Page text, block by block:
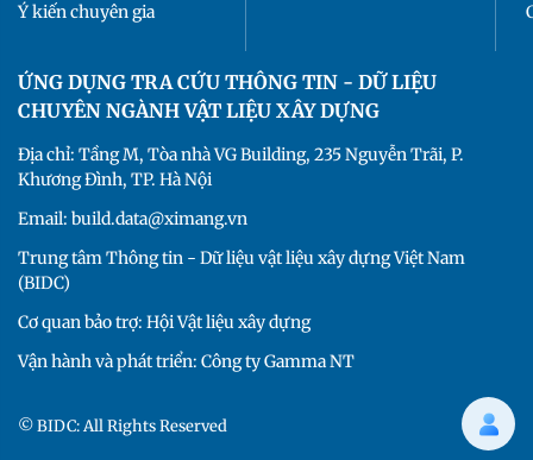
Ý kiến chuyên gia
ỨNG DỤNG TRA CỨU THÔNG TIN - DỮ LIỆU
CHUYÊN NGÀNH VẬT LIỆU XÂY DỰNG
Địa chỉ: Tầng M, Tòa nhà VG Building, 235 Nguyễn Trãi, P.
Khương Đình, TP. Hà Nội
Email: build.data@ximang.vn
Trung tâm Thông tin - Dữ liệu vật liệu xây dựng Việt Nam
(BIDC)
Cơ quan bảo trợ: Hội Vật liệu xây dựng
Vận hành và phát triển: Công ty Gamma NT
© BIDC: All Rights Reserved